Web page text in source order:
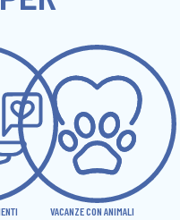
VACANZE CON ANIMALI